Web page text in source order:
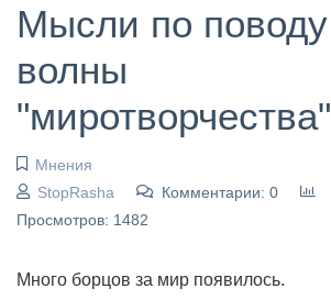
Мысли по поводу
волны
"миротворчества"
Мнения
StopRasha
Комментарии: 0
Просмотров: 1482
Много борцов за мир появилось.